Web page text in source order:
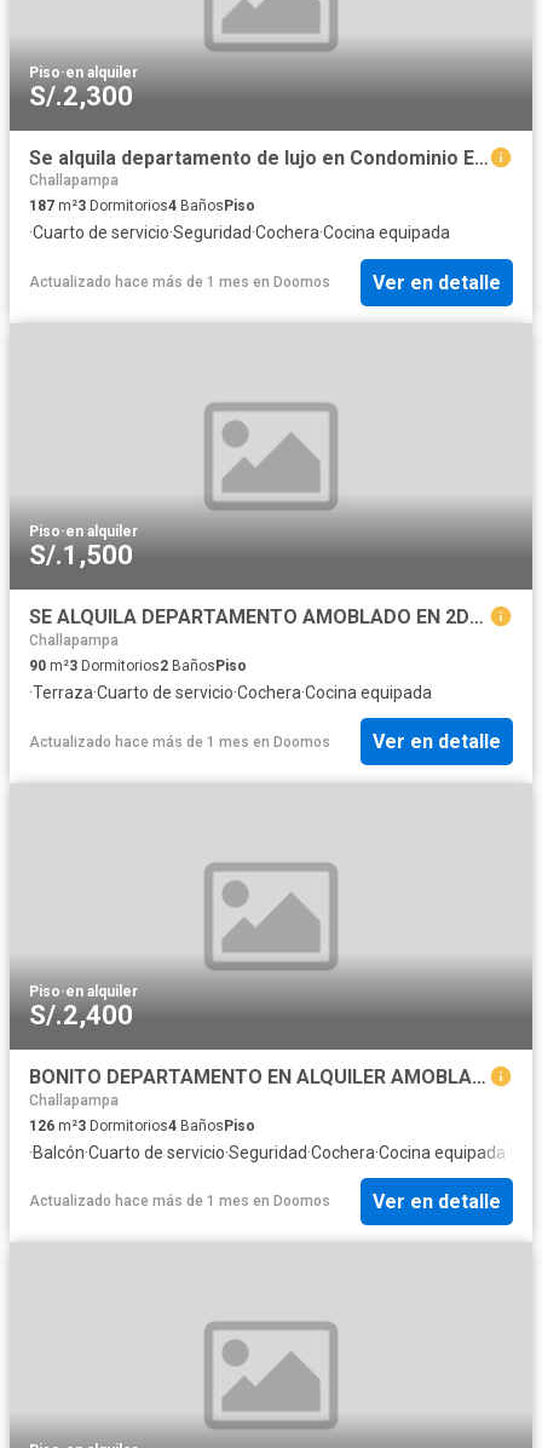
Piso·en alquiler
S/.2,300
Se alquila departamento de lujo en Condominio Exclusivo
Challapampa
187 m²3 Dormitorios4 Baños Piso
·Cuarto de servicio·Seguridad·Cochera·Cocina equipada
Actualizado hace más de 1 mes en Doomos Ver en detalle
Piso·en alquiler
S/.1,500
SE ALQUILA DEPARTAMENTO AMOBLADO EN 2DO PISO EN CAYMA – A434
Challapampa
90 m²3 Dormitorios2 Baños Piso
·Terraza·Cuarto de servicio·Cochera·Cocina equipada
Actualizado hace más de 1 mes en Doomos Ver en detalle
Piso·en alquiler
S/.2,400
BONITO DEPARTAMENTO EN ALQUILER AMOBLADO CON ASCENSOR Y COCHERA CAYMA CERCA AL HOSPITAL DE POLICÍA
Challapampa
126 m²3 Dormitorios4 BañosPiso
·Balcón·Cuarto de servicio·Seguridad·Cochera·Cocina equipada
Actualizado hace más de 1 mes en Doomos Ver en detalle